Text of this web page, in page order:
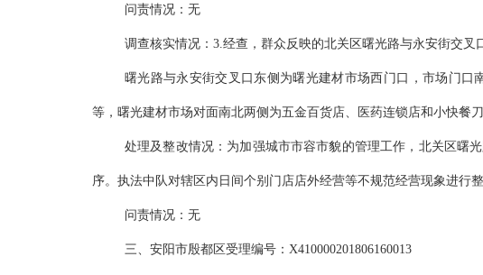
问责情况：无
调查核实情况：3.经查，群众反映的北关区曙光路与永安街交
曙光路与永安街交叉口东侧为曙光建材市场西门口，市场门
等，曙光建材市场对面南北两侧为五金百货店、医药连锁店和小快餐
处理及整改情况：为加强城市市容市貌的管理工作，北关区曙
序。执法中队对辖区内日间个别门店店外经营等不规范经营现象进行
问责情况：无
三、安阳市殷都区受理编号：X410000201806160013